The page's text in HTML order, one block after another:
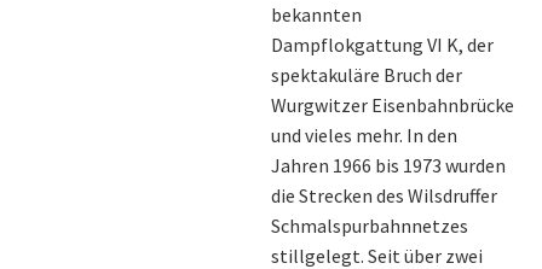
bekannten
Dampflokgattung VI K, der
spektakuläre Bruch der
Wurgwitzer Eisenbahnbrücke
und vieles mehr. In den
Jahren 1966 bis 1973 wurden
die Strecken des Wilsdruffer
Schmalspurbahnnetzes
stillgelegt. Seit über zwei